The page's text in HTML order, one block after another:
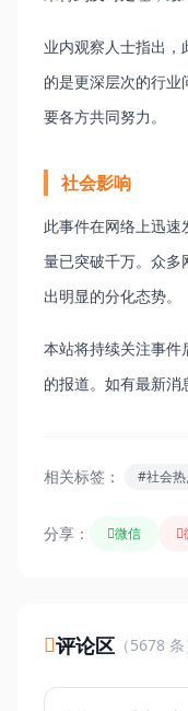
业内观察人士指出，
的是更深层次的行
要各方共同努力。
社会影响
此事件在网络上迅
量已突破千万。众多
出明显的分化态势。
本站将持续关注事件
的报道。如有最新消
相关标签： #社会热
分享： 微信
评论区 （5678 条